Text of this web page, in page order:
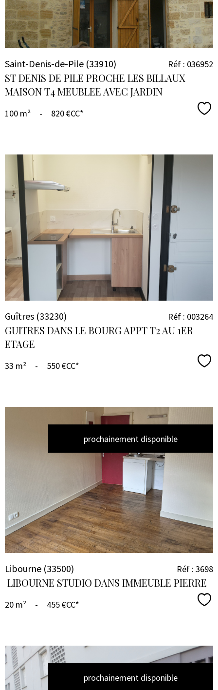
Saint-Denis-de-Pile (33910)
ST DENIS DE PILE PROCHE LES BILLAUX
MAISON T4 MEUBLEE AVEC JARDIN
Réf : 036952
100 m² - 820 €CC*
VOIR LE
BIEN
Guîtres (33230)
GUITRES DANS LE BOURG APPT T2 AU 1ER
ETAGE
Réf : 003264
33 m² - 550 €CC*
prochainement disponible
VOIR LE
BIEN
Libourne (33500)
LIBOURNE STUDIO DANS IMMEUBLE PIERRE
Réf : 3698
20 m² - 455 €CC*
prochainement disponible